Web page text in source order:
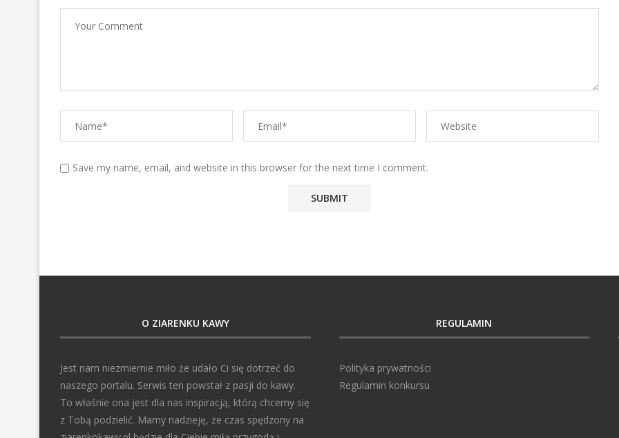
Save my name, email, and website in this browser for the next time I comment.
O ZIARENKU KAWY
Jest nam niezmiernie miło że udało Ci się dotrzeć do
naszego portalu. Serwis ten powstał z pasji do kawy.
To właśnie ona jest dla nas inspiracją, którą chcemy się
z Tobą podzielić. Mamy nadzieję, że czas spędzony na
REGULAMIN
Polityka prywatności
Regulamin konkursu